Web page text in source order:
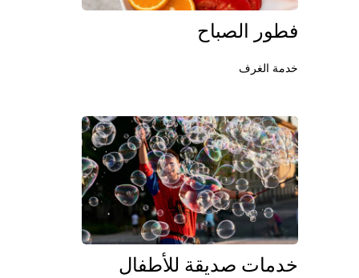
فطور الصباح
خدمة الغرف
خدمات صديقة للأطفال